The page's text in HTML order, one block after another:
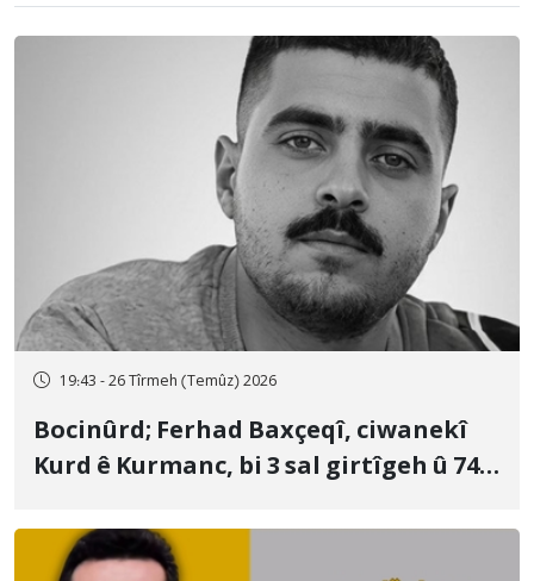
19:43 - 26 Tîrmeh (Temûz) 2026
Bocinûrd; Ferhad Baxçeqî, ciwanekî
Kurd ê Kurmanc, bi 3 sal girtîgeh û 74